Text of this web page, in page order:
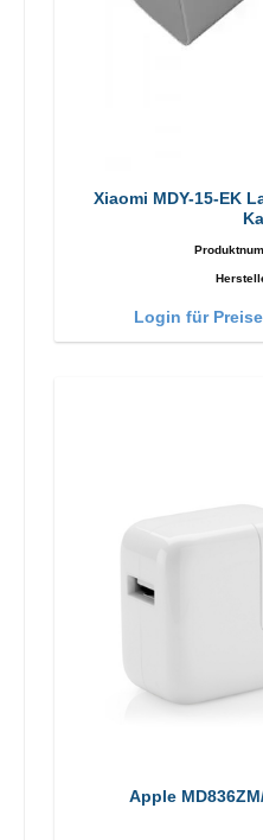
Xiaomi MDY-15-EK
Login für
Apple